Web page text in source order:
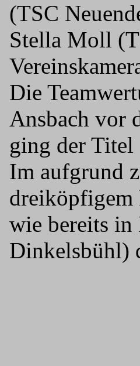
(TSC
Stella Moll
Die
Ansbach vor
ging der Titel
Im aufgrund
dreiköpfigem
wie bereits in
Dinkelsbühl)